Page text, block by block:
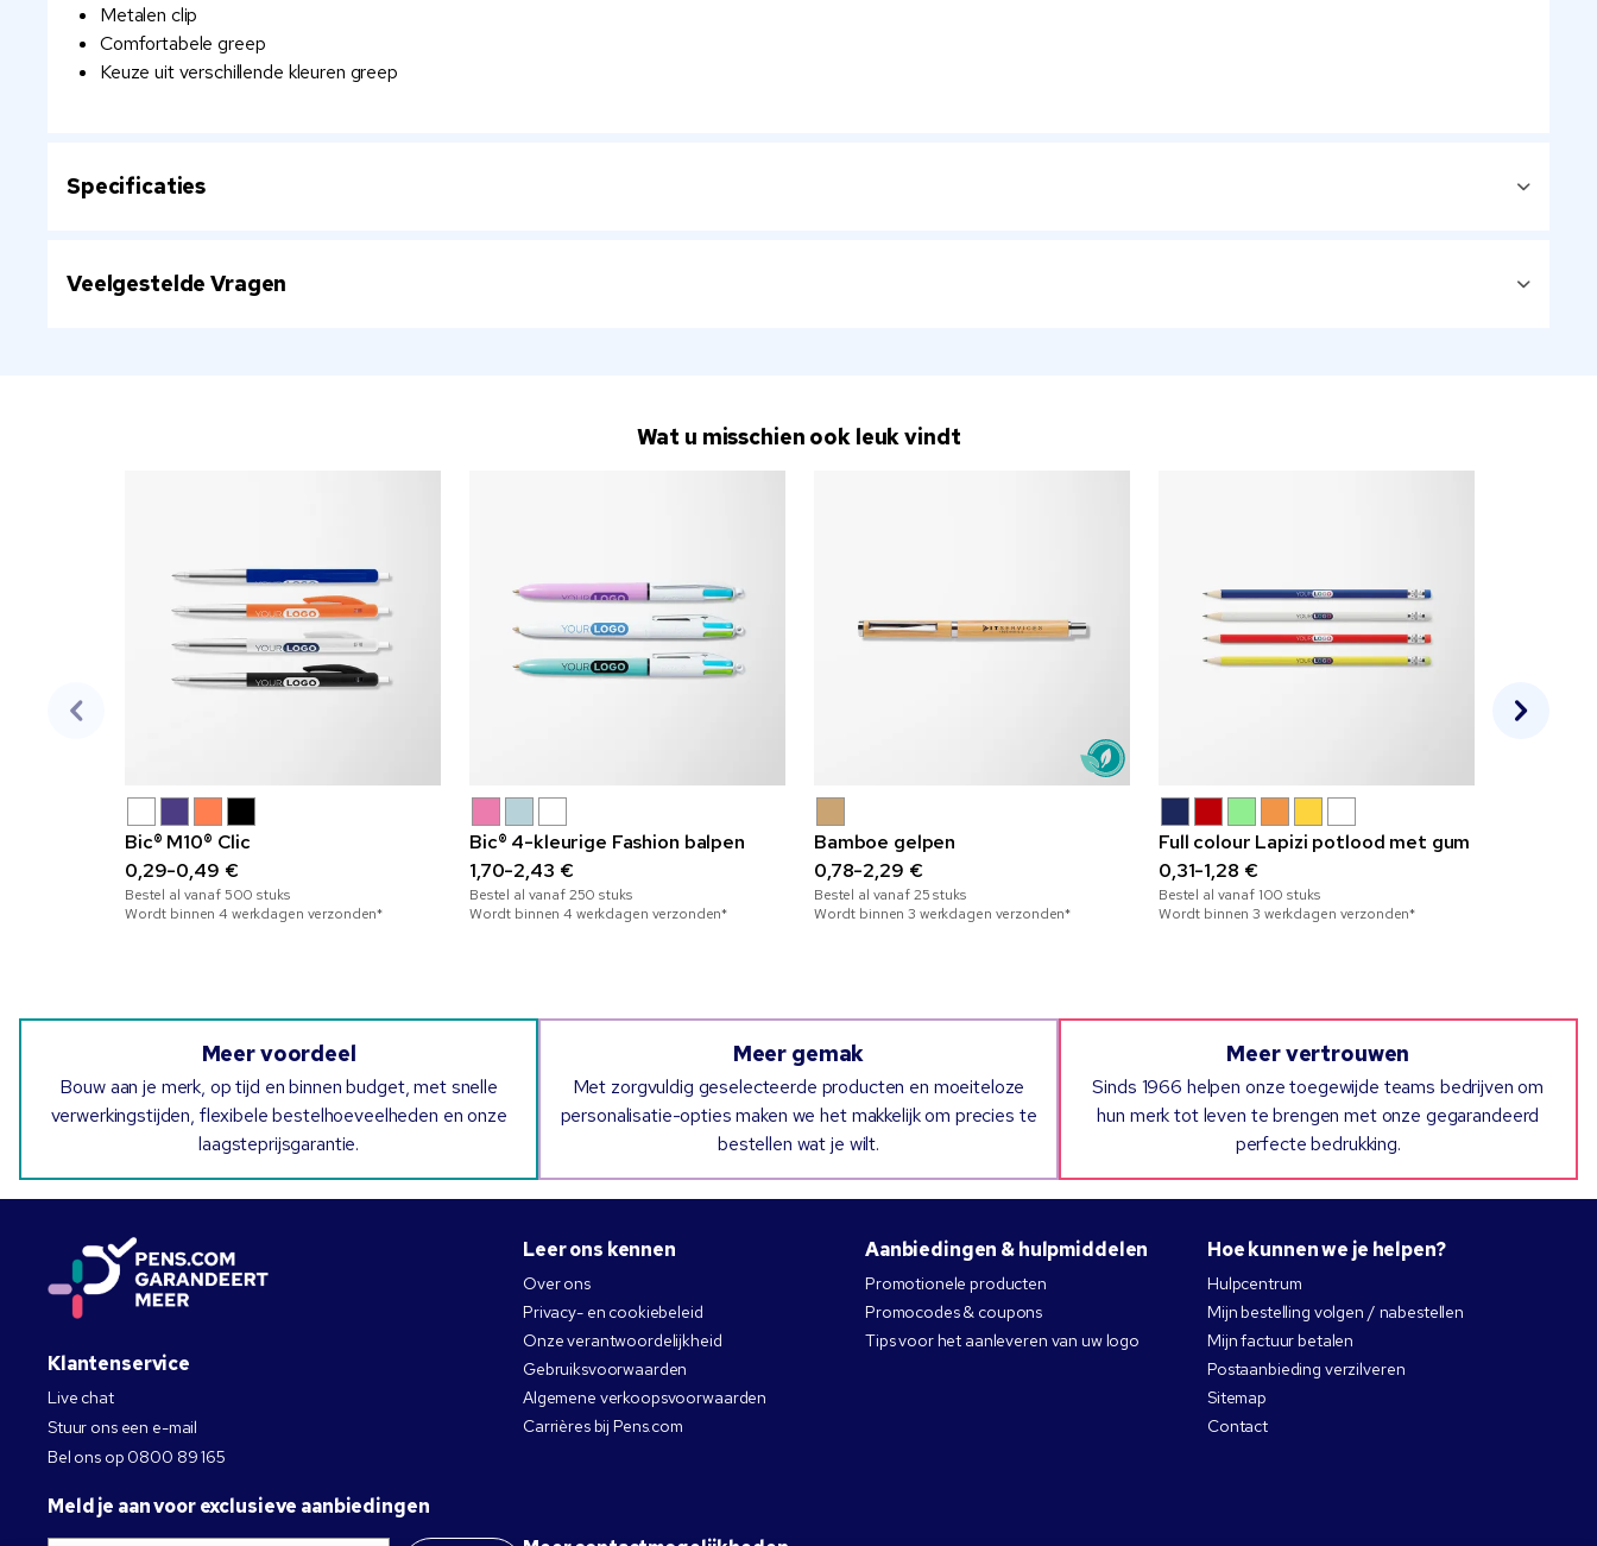
Metalen clip
Comfortabele greep
Keuze uit verschillende kleuren greep
Specificaties
Veelgestelde Vragen
Wat u misschien ook leuk vindt
Bic® M10® Clic
0,29-0,49 €
Bestel al vanaf500 stuks
Wordt binnen 4 werkdagen verzonden*
Bic® 4-kleurige Fashion balpen
1,70-2,43 €
Bestel al vanaf250 stuks
Wordt binnen 4 werkdagen verzonden*
Bamboe gelpen
0,78-2,29 €
Bestel al vanaf25stuks
Wordt binnen 3 werkdagen verzonden*
Full colour Lapizi potlood met gum
0,31-1,28 €
Bestel al vanaf 100 stuks
Wordt binnen 3 werkdagen verzonden*
Meer voordeel
Bouw aan je merk, op tijd en binnen budget, met snelle
verwerkingstijden, flexibele bestelhoeveelheden en onze
laagsteprijsgarantie.
Meer gemak
Met zorgvuldig geselecteerde producten en moeiteloze
personalisatie-opties maken we het makkelijk om precies te
bestellen wat je wilt.
Meer vertrouwen
Sinds 1966 helpen onze toegewijde teams bedrijven om
hun merk tot leven te brengen met onze gegarandeerd
perfecte bedrukking.
Klantenservice
Live chat
Stuur ons een e-mail
Bel ons op 0800 89 165
Meld je aan voor exclusieve aanbiedingen
Leer ons kennen
Over ons
Privacy- en cookiebeleid
Onze verantwoordelijkheid
Gebruiksvoorwaarden
Algemene verkoopsvoorwaarden
Carrières bij Pens.com
Aanbiedingen & hulpmiddelen
Promotionele producten
Promocodes & coupons
Tips voor het aanleveren van uw logo
Hoe kunnen we je helpen?
Hulpcentrum
Mijn bestelling volgen / nabestellen
Mijn factuur betalen
Postaanbieding verzilveren
Sitemap
Contact